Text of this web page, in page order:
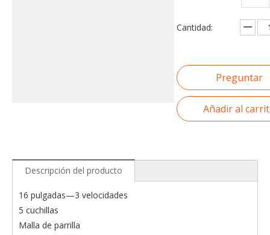
Cantidad:
Preguntar
Añadir al
Descripción del producto
16 pulgadas—3 velocidades
5 cuchillas
Malla de parrilla